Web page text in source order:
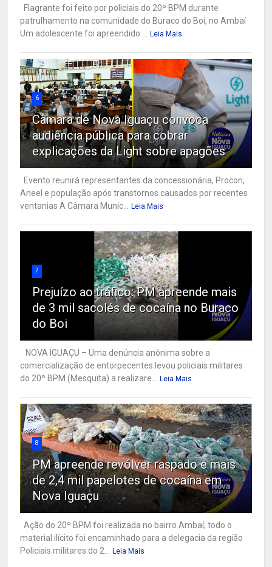
Flagrante foi feito por policiais do 20º BPM durante
patrulhamento na comunidade do Buraco do Boi, no Ambaí
Um adolescente foi apreendido ...
Leia Mais
6
Câmara de Nova Iguaçu convoca
audiência pública para cobrar
explicações da Light sobre apagões
Evento reunirá representantes da concessionária, Procon,
Aneel e população após transtornos causados por recentes
ventanias A Câmara Munic...
Leia Mais
7
Prejuízo ao tráfico: PM apreende mais
de 3 mil sacolés de cocaína no Buraco
do Boi
NOVA IGUAÇU – Uma denúncia anônima sobre a
comercialização de entorpecentes levou policiais militares
do 20º BPM (Mesquita) a realizare...
Leia Mais
8
PM apreende revólver raspado e mais
de 2,4 mil papelotes de cocaína em
Nova Iguaçu
Ação do 20º BPM foi realizada no bairro Ambaí; todo o
material ilícito foi encaminhado para a delegacia da região
Policiais militares do 2...
Leia Mais